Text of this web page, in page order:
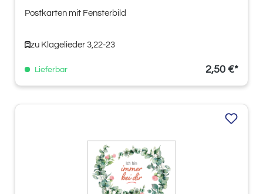
Postkarten mit Fensterbild
zu Klagelieder 3,22-23
Lieferbar 2,50 €*